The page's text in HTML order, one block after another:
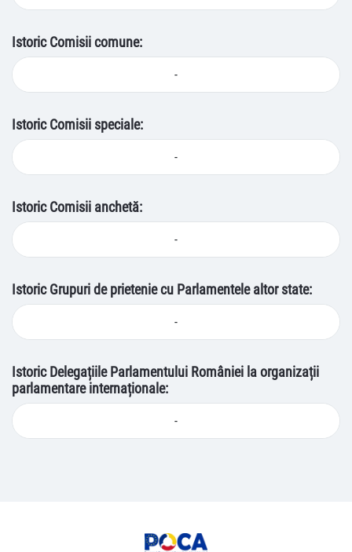
Istoric Comisii comune:
-
Istoric Comisii speciale:
-
Istoric Comisii anchetă:
-
Istoric Grupuri de prietenie cu Parlamentele altor state:
-
Istoric Delegațiile Parlamentului României la organizații
parlamentare internaționale:
-